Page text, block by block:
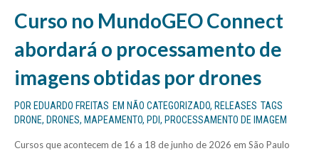
Curso no MundoGEO Connect
abordará o processamento de
imagens obtidas por drones
POR EDUARDO FREITAS EM NÃO CATEGORIZADO, RELEASES TAGS
DRONE, DRONES, MAPEAMENTO, PDI , PROCESSAMENTO DE IMAGEM
Cursos que acontecem de 16 a 18 de junho de 2026 em São Paulo